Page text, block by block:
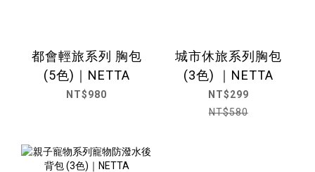
都會輕旅系列 胸包
(5色)｜NETTA
NT$980
城市休旅系列胸包
(3色) ｜NETTA
NT$299
NT$580